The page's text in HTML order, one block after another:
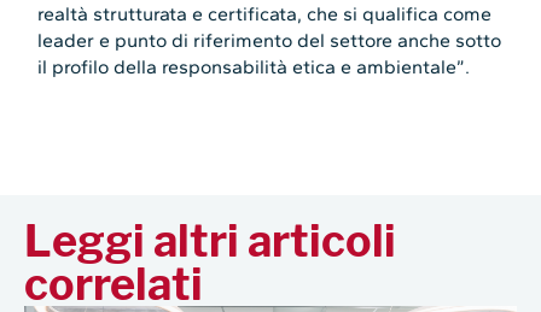
realtà strutturata e certificata, che si qualifica come
leader e punto di riferimento del settore anche sotto
il profilo della responsabilità etica e ambientale”.
Leggi altri articoli
correlati